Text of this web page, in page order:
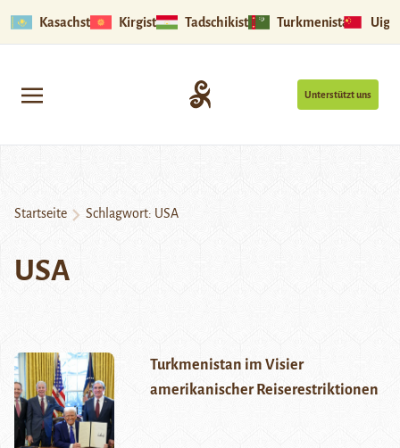
Kasachstan Kirgistan Tadschikistan Turkmenistan
Unterstützt uns
Startseite Schlagwort: USA
USA
Turkmenistan im Visier
amerikanischer Reiserestriktionen